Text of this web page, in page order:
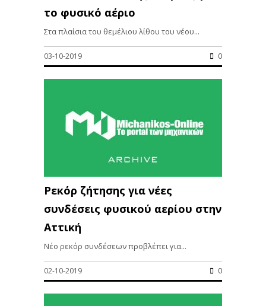
το φυσικό αέριο
Στα πλαίσια του θεμέλιου λίθου του νέου...
03-10-2019 0
Ρεκόρ ζήτησης για νέες
συνδέσεις φυσικού αερίου στην
Αττική
Νέο ρεκόρ συνδέσεων προβλέπει για...
02-10-2019 0